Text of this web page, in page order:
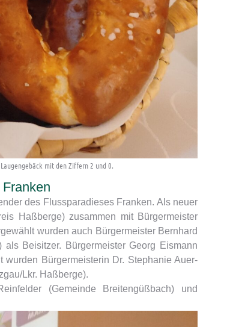
mit den Ziffern 2 und 0.
des Flussparadieses Franken. Als neuer
Haßberge) zusammen mit Bürgermeister
wurden auch Bürgermeister Bernhard
Beisitzer. Bürgermeister Georg Eismann
Bürgermeisterin Dr. Stephanie Auer-
Lkr. Haßberge).
(Gemeinde Breitengüßbach) und